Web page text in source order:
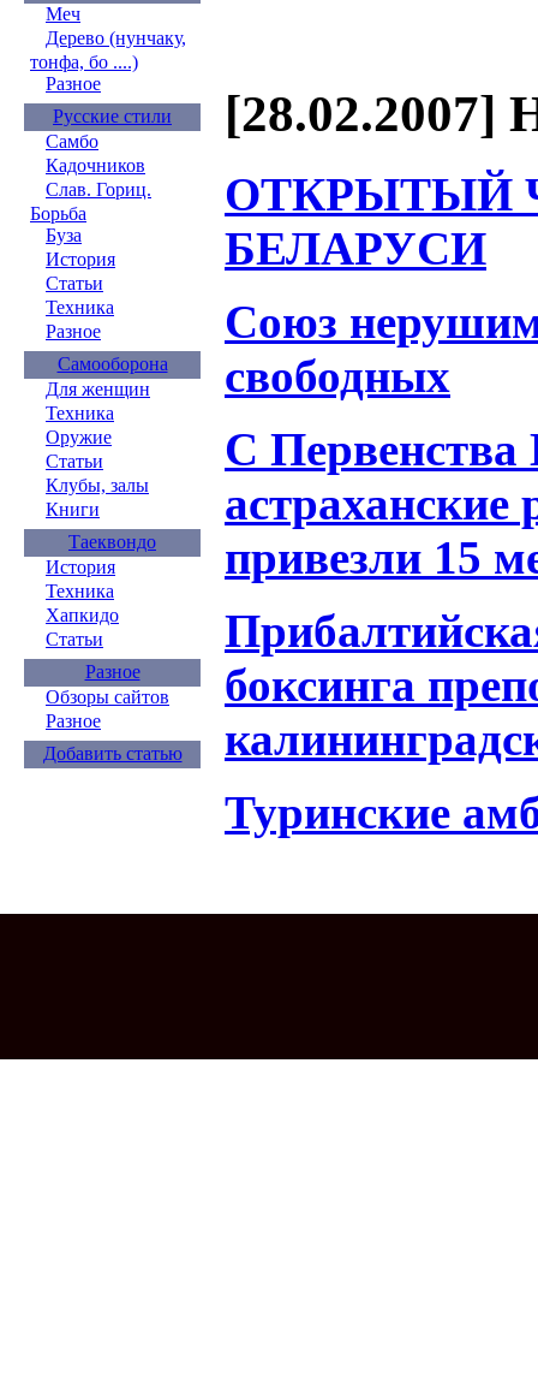
Меч
Дерево (нунчаку,
тонфа, бо ....)
Разное
Русские стили
Самбо
Кадочников
Слав. Гориц.
Борьба
Буза
История
Статьи
Техника
Разное
Самооборона
Для женщин
Техника
Оружие
Статьи
Клубы, залы
Книги
Таеквондо
История
Техника
Хапкидо
Статьи
Разное
Обзоры сайтов
Разное
Добавить статью
[28.02.2007]
ОТКРЫТЫЙ
БЕЛАРУСИ
Союз
свободных
С
привезли 15
боксинга
Туринские